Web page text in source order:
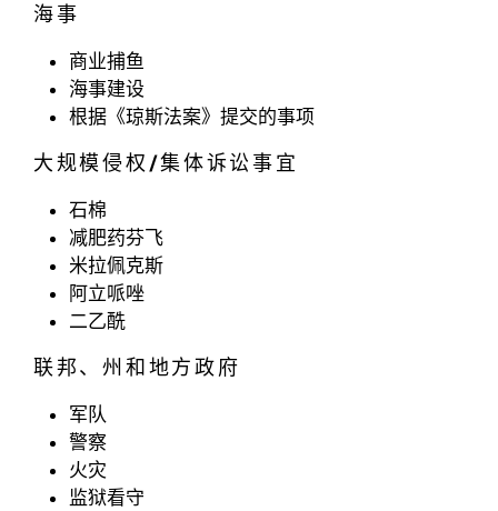
海事
商业捕鱼
海事建设
根据《琼斯法案》提交的事项
大规模侵权/集体诉讼事宜
石棉
减肥药芬飞
米拉佩克斯
阿立哌唑
二乙酰
联邦、州和地方政府
军队
警察
火灾
监狱看守